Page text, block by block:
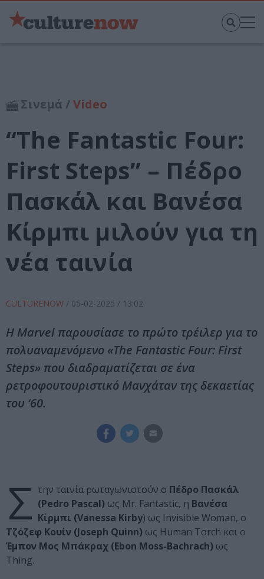
Σινεμά /Video
“The Fantastic Four:
First Steps” – Πέδρο
Πασκάλ και Βανέσα
Κίρμπι μιλούν για τη
νέα ταινία
CULTURENOW / 05-02-2025 / 13:02
Η Marvel παρουσίασε το πρώτο τρέιλερ για το
πολυαναμενόμενο «The Fantastic Four: First
Steps» που διαδραματίζεται σε ένα
ρετροφουτουριστικό Μανχάταν της δεκαετίας
του ‘60.
Σ την ταινία ρωταγωνιστούν ο Πέδρο Πασκάλ
(Pedro Pascal) ως Mr. Fantastic, η Βανέσα
Κίρμπι (Vanessa Kirby) ως Invisible Woman, ο
Τζόζεφ Κουίν (Joseph Quinn) ως Human Torch και ο
Έμπον Μος Μπάκραχ (Ebon Moss-Bachrach) ως
Thing.